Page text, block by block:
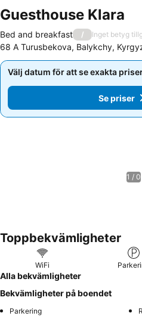
Guesthouse Klara
Bed and breakfast / Inget betyg
68 A Turusbekova, Balykchy,
Välj datum för att se exakta priser
Se
Välj datum för att se exakta
Se priser
1 / 0
Toppbekvämligheter
WiFi
Alla bekvämligheter
Bekvämligheter på boendet
Parkering